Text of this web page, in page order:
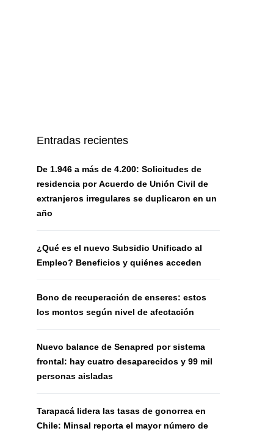
Entradas recientes
De 1.946 a más de 4.200: Solicitudes de
residencia por Acuerdo de Unión Civil de
extranjeros irregulares se duplicaron en un
año
¿Qué es el nuevo Subsidio Unificado al
Empleo? Beneficios y quiénes acceden
Bono de recuperación de enseres: estos
los montos según nivel de afectación
Nuevo balance de Senapred por sistema
frontal: hay cuatro desaparecidos y 99 mil
personas aisladas
Tarapacá lidera las tasas de gonorrea en
Chile: Minsal reporta el mayor número de